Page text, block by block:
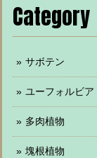
Category
サボテン
ユーフォルビア
多肉植物
塊根植物